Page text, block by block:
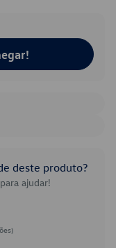
deste produto?
ajudar!